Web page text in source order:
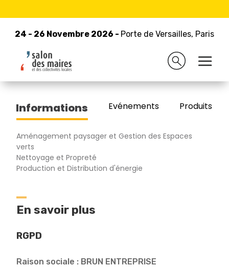
24 - 26 Novembre 2026 - Porte de Versailles, Paris
24 - 26 Novembre 2026 - Porte de Versailles, Paris
Retour à la liste des exposants
BRUN HABITAT ET SERVICES
Informations Evénements Produits/
Aménagement paysager et Gestion des Espaces
verts
Nettoyage et Propreté
Production et Distribution d'énergie
En savoir plus
RGPD
Raison sociale : BRUN ENTREPRISE